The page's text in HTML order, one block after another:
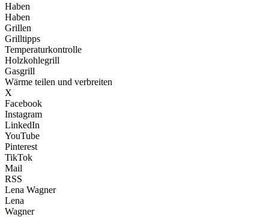
Haben
Haben
Grillen
Grilltipps
Temperaturkontrolle
Holzkohlegrill
Gasgrill
Wärme teilen und verbreiten
X
Facebook
Instagram
LinkedIn
YouTube
Pinterest
TikTok
Mail
RSS
Lena Wagner
Lena
Wagner